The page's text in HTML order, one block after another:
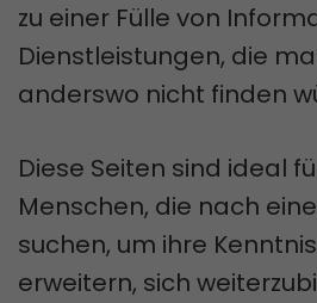
zu einer Fülle von
Dienstleistungen, die
anderswo nicht finden
Diese Seiten sind ideal
Menschen, die nach
suchen, um ihre
erweitern, sich